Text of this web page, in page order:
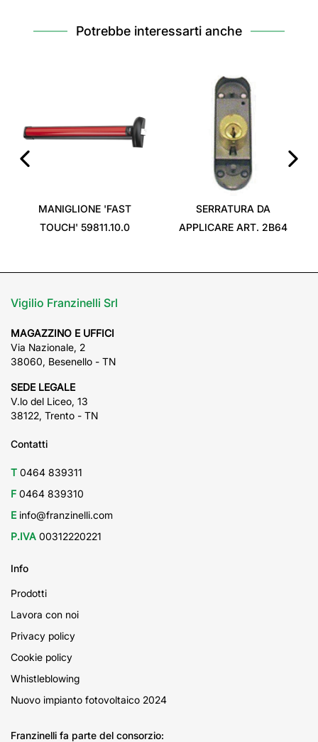
Potrebbe interessarti anche
MANIGLIONE 'FAST
TOUCH' 59811.10.0
SERRATURA DA
APPLICARE ART. 2B64
Vigilio Franzinelli Srl
MAGAZZINO E UFFICI
Via Nazionale, 2
38060, Besenello - TN
SEDE LEGALE
V.lo del Liceo, 13
38122, Trento - TN
Contatti
T 0464 839311
F 0464 839310
E info@franzinelli.com
P.IVA 00312220221
Info
Prodotti
Lavora con noi
Privacy policy
Cookie policy
Whistleblowing
Nuovo impianto fotovoltaico 2024
Franzinelli fa parte del consorzio: